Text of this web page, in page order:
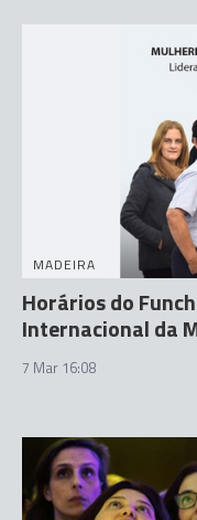
MADEIRA
Horários do
Internacional da
7 Mar 16:08